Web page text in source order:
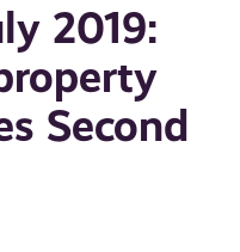
2019:
Second